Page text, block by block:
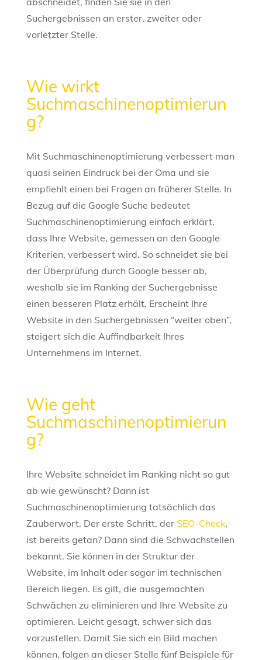
Suchergebnissen an erster, zweiter oder
vorletzter Stelle.
Wie wirkt
Suchmaschinenoptimierun
g?
Mit Suchmaschinenoptimierung verbessert man
quasi seinen Eindruck bei der Oma und sie
empfiehlt einen bei Fragen an früherer Stelle. In
Bezug auf die Google Suche bedeutet
Suchmaschinenoptimierung einfach erklärt,
dass Ihre Website, gemessen an den Google
Kriterien, verbessert wird. So schneidet sie bei
der Überprüfung durch Google besser ab,
weshalb sie im Ranking der Suchergebnisse
einen besseren Platz erhält. Erscheint Ihre
Website in den Suchergebnissen “weiter oben”,
steigert sich die Auffindbarkeit Ihres
Unternehmens im Internet.
Wie geht
Suchmaschinenoptimierun
g?
Ihre Website schneidet im Ranking nicht so gut
ab wie gewünscht? Dann ist
Suchmaschinenoptimierung tatsächlich das
Zauberwort. Der erste Schritt, der SEO-Check,
ist bereits getan? Dann sind die Schwachstellen
bekannt. Sie können in der Struktur der
Website, im Inhalt oder sogar im technischen
Bereich liegen. Es gilt, die ausgemachten
Schwächen zu eliminieren und Ihre Website zu
optimieren. Leicht gesagt, schwer sich das
vorzustellen. Damit Sie sich ein Bild machen
können, folgen an dieser Stelle fünf Beispiele für